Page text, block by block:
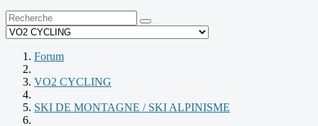
Forum
VO2 CYCLING
SKI DE MONTAGNE / SKI ALPINISME